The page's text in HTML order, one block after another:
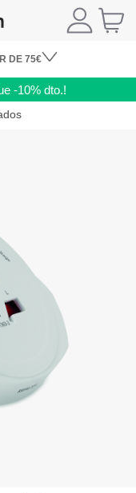
DE 75€
-10% dto.!